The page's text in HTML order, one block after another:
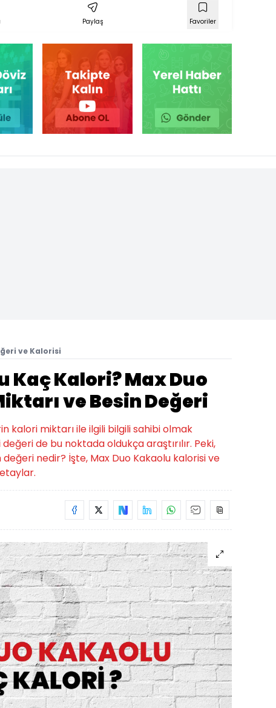
Paylaş Favoriler
ve Kalorisi
Kaç Kalori? Max Duo
ve Besin Değeri
kalori miktarı ile ilgili bilgili sahibi olmak
de bu noktada oldukça araştırılır. Peki,
nedir? İşte, Max Duo Kakaolu kalorisi ve